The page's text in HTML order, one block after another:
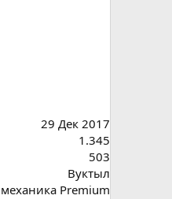
29 Дек 2017
1.345
503
Вуктыл
Premium